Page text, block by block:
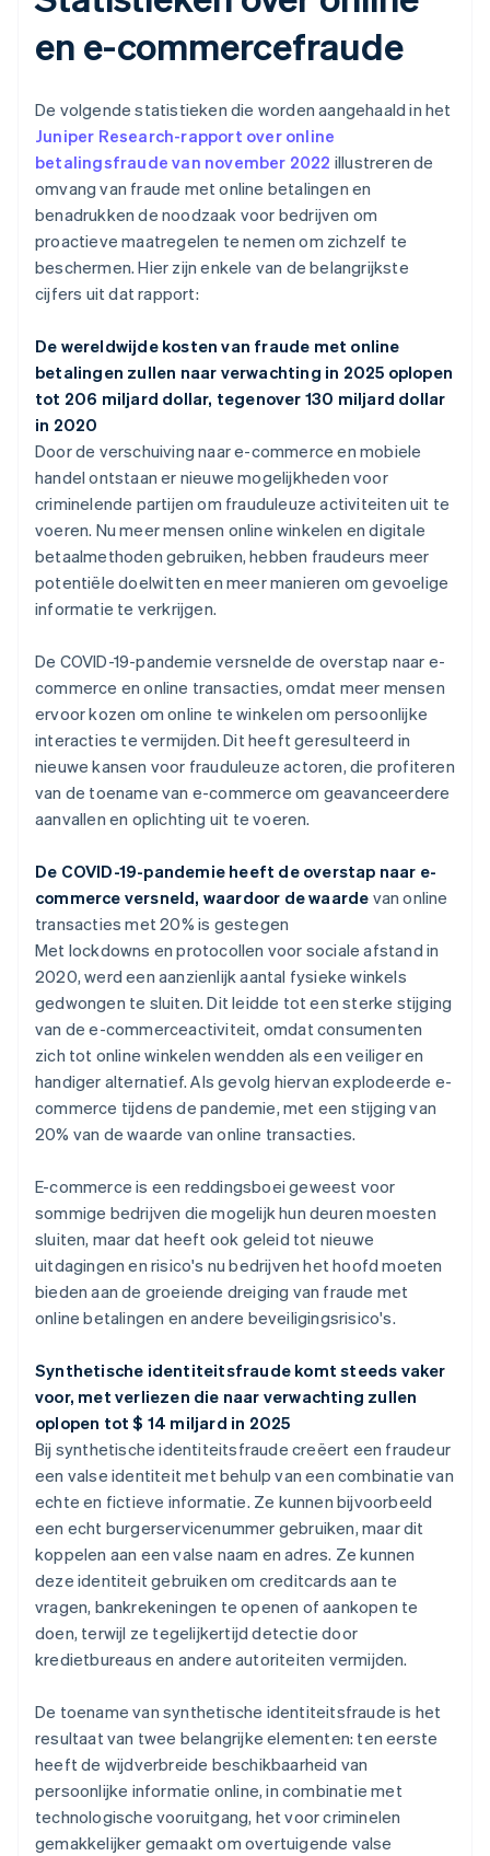
en e-commercefraude
De volgende statistieken die worden aangehaald in het
Juniper Research-rapport over online
betalingsfraude van november 2022 illustreren de
omvang van fraude met online betalingen en
benadrukken de noodzaak voor bedrijven om
proactieve maatregelen te nemen om zichzelf te
beschermen. Hier zijn enkele van de belangrijkste
cijfers uit dat rapport:
De wereldwijde kosten van fraude met online
betalingen zullen naar verwachting in 2025 oplopen
tot 206 miljard dollar, tegenover 130 miljard dollar
in 2020
Door de verschuiving naar e-commerce en mobiele
handel ontstaan er nieuwe mogelijkheden voor
criminelende partijen om frauduleuze activiteiten uit te
voeren. Nu meer mensen online winkelen en digitale
betaalmethoden gebruiken, hebben fraudeurs meer
potentiële doelwitten en meer manieren om gevoelige
informatie te verkrijgen.
De COVID-19-pandemie versnelde de overstap naar e-
commerce en online transacties, omdat meer mensen
ervoor kozen om online te winkelen om persoonlijke
interacties te vermijden. Dit heeft geresulteerd in
nieuwe kansen voor frauduleuze actoren, die profiteren
van de toename van e-commerce om geavanceerdere
aanvallen en oplichting uit te voeren.
De COVID-19-pandemie heeft de overstap naar e-
commerce versneld, waardoor de waarde van online
transacties met 20% is gestegen
Met lockdowns en protocollen voor sociale afstand in
2020, werd een aanzienlijk aantal fysieke winkels
gedwongen te sluiten. Dit leidde tot een sterke stijging
van de e-commerceactiviteit, omdat consumenten
zich tot online winkelen wendden als een veiliger en
handiger alternatief. Als gevolg hiervan explodeerde e-
commerce tijdens de pandemie, met een stijging van
20% van de waarde van online transacties.
E-commerce is een reddingsboei geweest voor
sommige bedrijven die mogelijk hun deuren moesten
sluiten, maar dat heeft ook geleid tot nieuwe
uitdagingen en risico's nu bedrijven het hoofd moeten
bieden aan de groeiende dreiging van fraude met
online betalingen en andere beveiligingsrisico's.
Synthetische identiteitsfraude komt steeds vaker
voor, met verliezen die naar verwachting zullen
oplopen tot $ 14 miljard in 2025
Bij synthetische identiteitsfraude creëert een fraudeur
een valse identiteit met behulp van een combinatie van
echte en fictieve informatie. Ze kunnen bijvoorbeeld
een echt burgerservicenummer gebruiken, maar dit
koppelen aan een valse naam en adres. Ze kunnen
deze identiteit gebruiken om creditcards aan te
vragen, bankrekeningen te openen of aankopen te
doen, terwijl ze tegelijkertijd detectie door
kredietbureaus en andere autoriteiten vermijden.
De toename van synthetische identiteitsfraude is het
resultaat van twee belangrijke elementen: ten eerste
heeft de wijdverbreide beschikbaarheid van
persoonlijke informatie online, in combinatie met
technologische vooruitgang, het voor criminelen
gemakkelijker gemaakt om overtuigende valse